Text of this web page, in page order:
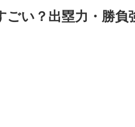
い？出塁力・勝負